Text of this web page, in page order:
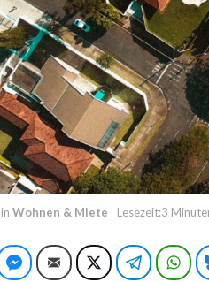
in Wohnen & Miete Lesezeit:3
Facebook Messenger
E-Mail TwitterTelegram